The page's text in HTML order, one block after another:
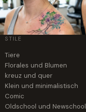
STILE
Tiere
Florales und Blumen
kreuz und quer
Klein und minimalistisch
Comic
Oldschool und Newschool